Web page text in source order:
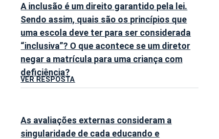
A inclusão é um direito garantido pela lei.
Sendo assim, quais são os princípios que
uma escola deve ter para ser considerada
“inclusiva”? O que acontece se um diretor
negar a matrícula para uma criança com
deficiência?
VER RESPOSTA
As avaliações externas consideram a
singularidade de cada educando e